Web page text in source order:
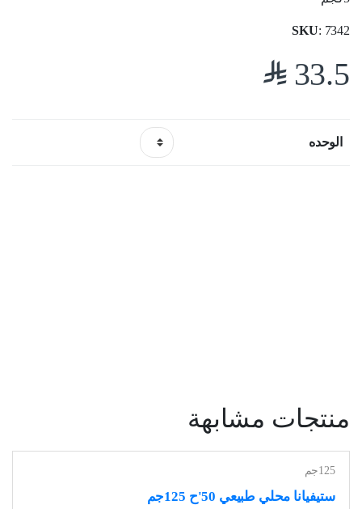
SKU: 7342
33.5
$
الوحده
منتجات مشابهة
125جم
ستيفيانا محلي طبيعي 50'ح 125جم